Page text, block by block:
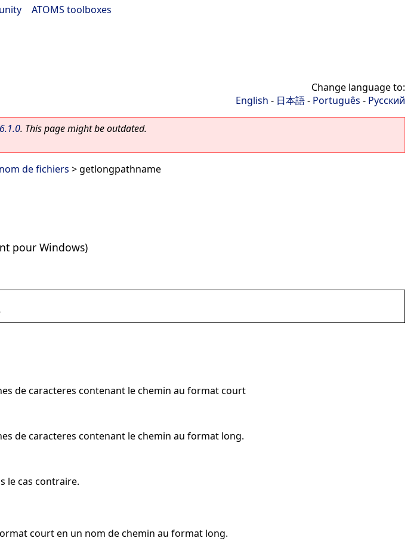
ATOMS toolboxes
Change language to:
English - 日本語- Português - Русский
. This page might be outdated.
de fichiers > getlongpathname
pour Windows)
de caracteres contenant le chemin au format court
de caracteres contenant le chemin au format long.
le cas contraire.
court en un nom de chemin au format long.